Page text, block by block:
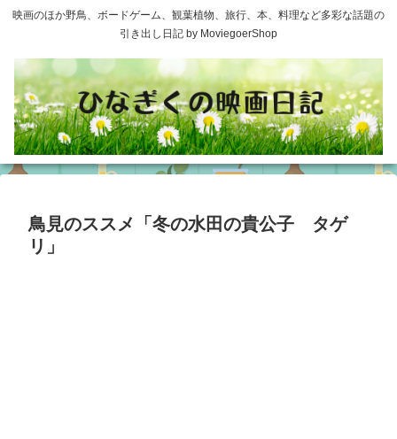
映画のほか野鳥、ボードゲーム、観葉植物、旅行、本、料理など多彩な話題の
引き出し日記 by MoviegoerShop
鳥見のススメ「冬の水田の貴公子 タゲ
リ」